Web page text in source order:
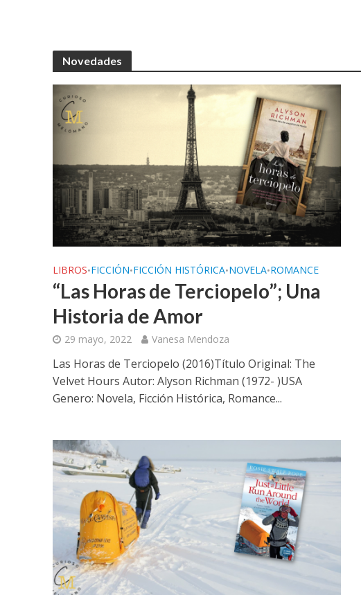
Novedades
LIBROS•FICCIÓN•FICCIÓN HISTÓRICA•NOVELA•ROMANCE
“Las Horas de Terciopelo”; Una
Historia de Amor
29 mayo, 2022 Vanesa Mendoza
Las Horas de Terciopelo (2016)Título Original: The
Velvet Hours Autor: Alyson Richman (1972- )USA
Genero: Novela, Ficción Histórica, Romance...